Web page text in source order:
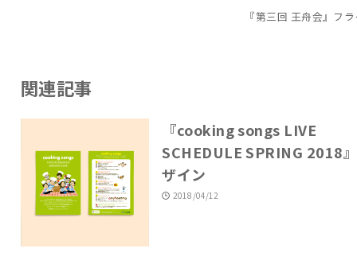
『第三回 王舟会』フ
関連記事
『cooking songs LIVE
SCHEDULE SPRING 2018
ザイン
2018/04/12